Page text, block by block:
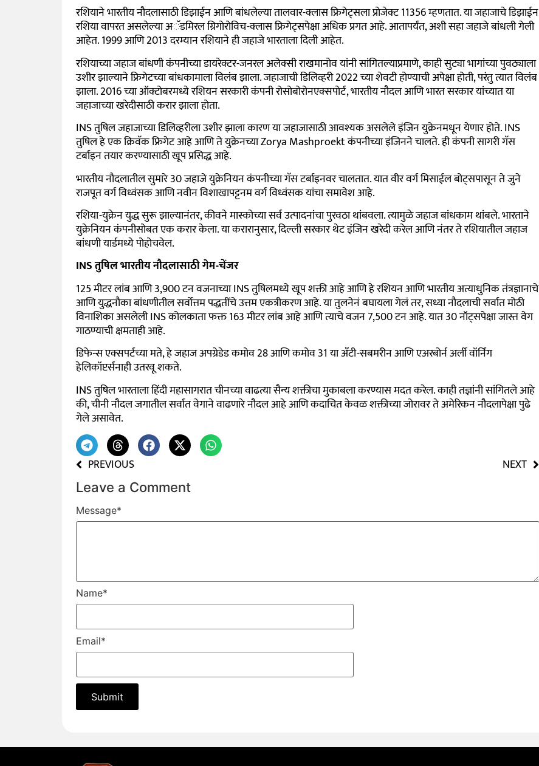
रशियाने भारतीय नौदलासाठी डिझाईन आणि बांधलेल्या तालवार-क्लास फ्रिगेट्सला प्रोजेक्ट 11356 म्हणतात. या जहाजाचे डिझाईन
रशिया वापरत असलेल्या अॅडमिरल ग्रिगोरोविच-क्लास फ्रिगेट्सपेक्षा अधिक प्रगत आहे. आतापर्यंत, अशी सहा जहाजे बांधली गेली
आहेत. 1999 आणि 2013 दरम्यान रशियाने ही जहाजे भारताला दिली आहेत.
रशियाच्या जहाज बांधणी कंपनीच्या डायरेक्टर-जनरल अलेक्सी राखमानोव यांनी सांगितल्याप्रमाणे, काही सुट्या भागांच्या पुवठ्याला
उशीर झाल्याने फ्रिगेटच्या बांधकामाला विलंब झाला. जहाजाची डिलिव्हरी 2022 च्या शेवटी होण्याची अपेक्षा होती, परंतु त्यात विलंब
झाला. 2016 च्या ऑक्टोबरमध्ये रशियन सरकारी कंपनी रोसोबोरोनएक्सपोर्ट, भारतीय नौदल आणि भारत सरकार यांच्यात या
जहाजाच्या खरेदीसाठी करार झाला होता.
INS तुषिल जहाजाच्या डिलिव्हरीला उशीर झाला कारण या जहाजासाठी आवश्यक असलेले इंजिन युक्रेनमधून येणार होते. INS
तुषिल हे एक क्रिवॅक फ्रिगेट आहे आणि ते युक्रेनच्या Zorya Mashproekt कंपनीच्या इंजिनने चालते. ही कंपनी सागरी गॅस
टर्बाइन तयार करण्यासाठी खूप प्रसिद्ध आहे.
भारतीय नौदलातील सुमारे 30 जहाजे युक्रेनियन कंपनीच्या गॅस टर्बाइनवर चालतात. यात वीर वर्ग मिसाईल बोट्सपासून ते जुने
राजपूत वर्ग विध्वंसक आणि नवीन विशाखापट्टनम वर्ग विध्वंसक यांचा समावेश आहे.
रशिया-युक्रेन युद्ध सुरू झाल्यानंतर, कीवने मास्कोच्या सर्व उत्पादनांचा पुरवठा थांबवला. त्यामुळे जहाज बांधकाम थांबले. भारताने
युक्रेनियन कंपनीसोबत एक करार केला. या करारानुसार, दिल्ली सरकार थेट इंजिन खरेदी करेल आणि नंतर ते रशियातील जहाज
बांधणी यार्डमध्ये पोहोचवेल.
INS तुषिल भारतीय नौदलासाठी गेम-चेंजर
125 मीटर लांब आणि 3,900 टन वजनाच्या INS तुषिलमध्ये खूप शक्ती आहे आणि हे रशियन आणि भारतीय अत्याधुनिक तंत्रज्ञानाचे
आणि युद्धनौका बांधणीतील सर्वोत्तम पद्धतींचे उत्तम एकत्रीकरण आहे. या तुलनेनं बघायला गेलं तर, सध्या नौदलाची सर्वात मोठी
विनाशिका असलेली INS कोलकाता फक्त 163 मीटर लांब आहे आणि त्याचे वजन 7,500 टन आहे. यात 30 नॉट्सपेक्षा जास्त वेग
गाठण्याची क्षमताही आहे.
डिफेन्स एक्सपर्टच्या मते, हे जहाज अपग्रेडेड कमोव 28 आणि कमोव 31 या अँटी-सबमरीन आणि एअरबोर्न अर्ली वॉर्निंग
हेलिकॉप्टर्सनाही उतरवू शकते.
INS तुषिल भारताला हिंदी महासागरात चीनच्या वाढत्या सैन्य शक्तीचा मुकाबला करण्यास मदत करेल. काही तज्ञांनी सांगितले आहे
की, चीनी नौदल जगातील सर्वात वेगाने वाढणारे नौदल आहे आणि कदाचित केवळ शक्तीच्या जोरावर ते अमेरिकन नौदलापेक्षा पुढे
गेले असावेत.
PREVIOUS NEXT
Leave a Comment
Message*
Name*
Email*